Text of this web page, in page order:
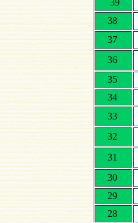
39
38
37
36
35
34
33
32
31
30
29
28